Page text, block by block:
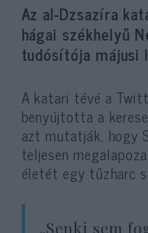
Az al-Dzsazíra
hágai székhelyű
tudósítója májusi
A katari tévé a
benyújtotta a
azt mutatják, hogy
teljesen
életét egy tűzharc
„Senki sem